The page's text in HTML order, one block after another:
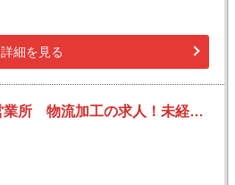
詳細を見る
佐川急便 さいたま営業所 物流加工の求人！未経験歓迎！先輩たちがサポートします♪